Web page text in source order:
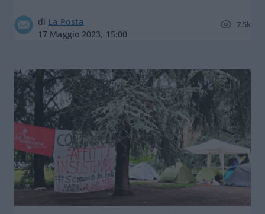
di La Posta
17 Maggio 2023, 15:00
7.5k